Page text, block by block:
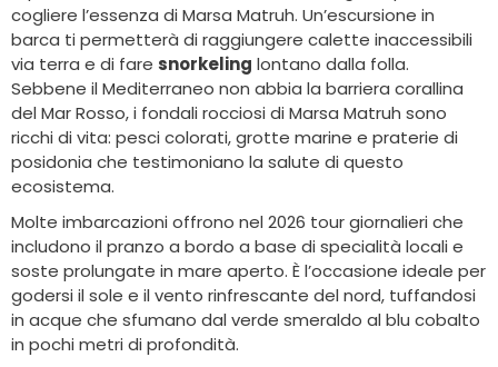
cogliere l’essenza di Marsa Matruh. Un’escursione in
barca ti permetterà di raggiungere calette inaccessibili
via terra e di fare snorkeling lontano dalla folla.
Sebbene il Mediterraneo non abbia la barriera corallina
del Mar Rosso, i fondali rocciosi di Marsa Matruh sono
ricchi di vita: pesci colorati, grotte marine e praterie di
posidonia che testimoniano la salute di questo
ecosistema.
Molte imbarcazioni offrono nel 2026 tour giornalieri che
includono il pranzo a bordo a base di specialità locali e
soste prolungate in mare aperto. È l’occasione ideale per
godersi il sole e il vento rinfrescante del nord, tuffandosi
in acque che sfumano dal verde smeraldo al blu cobalto
in pochi metri di profondità.